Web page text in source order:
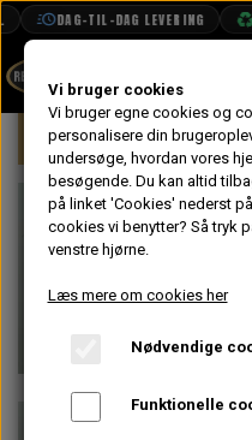
DAG-TIL-DAG LEVERING
BOOK TID
PROJEKTER
TEKNISK DATA
VANDPOLERING
Forside Mini
På lager
2w
Vi bruger cookies
Vi bruger egne cookies og
personalisere din
undersøge, hvordan vores
besøgende. Du kan altid
på linket 'Cookies' nederst
cookies vi benytter? Så tryk
venstre hjørne.
Læs mere om cookies her
Nødvendige
Funktionelle